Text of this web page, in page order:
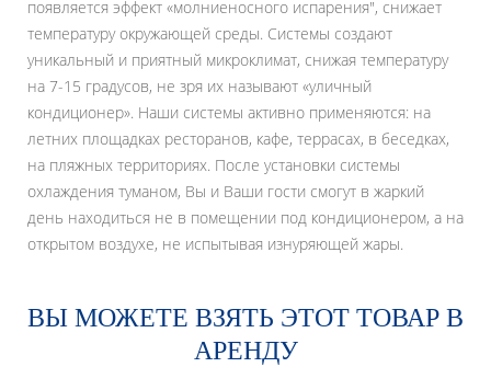
появляется эффект «молниеносного испарения", снижает
температуру окружающей среды. Системы создают
уникальный и приятный микроклимат, снижая температуру
на 7-15 градусов, не зря их называют «уличный
кондиционер». Наши системы активно применяются: на
летних площадках ресторанов, кафе, террасах, в беседках,
на пляжных территориях. После установки системы
охлаждения туманом, Вы и Ваши гости смогут в жаркий
день находиться не в помещении под кондиционером, а на
открытом воздухе, не испытывая изнуряющей жары.
ВЫ МОЖЕТЕ ВЗЯТЬ ЭТОТ ТОВАР В
АРЕНДУ